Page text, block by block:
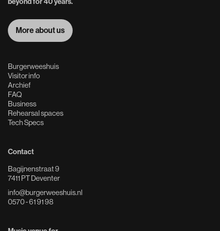
More about us
Burgerweeshuis
Visitor info
Archief
FAQ
Business
Rehearsal spaces
Tech Specs
Contact
Bagijnenstraat 9
7411 PT Deventer
info@burgerweeshuis.nl
0570 - 61 91 98